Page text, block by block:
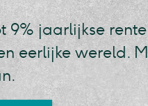
9% jaarlijkse
eerlijke wereld.